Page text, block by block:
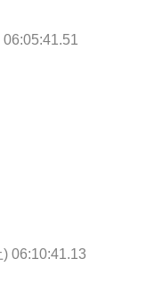
06:10:41.13